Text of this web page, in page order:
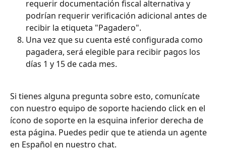
requerir documentación fiscal alternativa y
podrían requerir verificación adicional antes de
recibir la etiqueta "Pagadero".
Una vez que su cuenta esté configurada como
pagadera, será elegible para recibir pagos los
días 1 y 15 de cada mes.
Si tienes alguna pregunta sobre esto, comunícate
con nuestro equipo de soporte haciendo click en el
ícono de soporte en la esquina inferior derecha de
esta página. Puedes pedir que te atienda un agente
en Español en nuestro chat.